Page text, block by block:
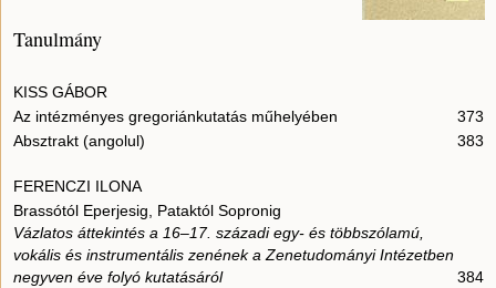
Tanulmány
KISS GÁBOR
Az intézményes gregoriánkutatás műhelyében
373
Absztrakt (angolul)
383
FERENCZI ILONA
Brassótól Eperjesig, Pataktól Sopronig
Vázlatos áttekintés a 16–17. századi egy- és többszólamú,
vokális és instrumentális zenének a Zenetudományi Intézetben
negyven éve folyó kutatásáról
384